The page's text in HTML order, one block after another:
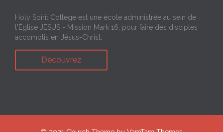
Holy Spirit College est une école administrée au sein de
l'Église JESUS - Mission Mark 16, pour faire des disciples
accomplis en Jésus-Christ.
Découvrez